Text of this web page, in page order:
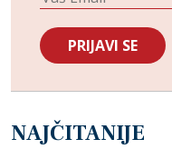
NAJČITANIJE